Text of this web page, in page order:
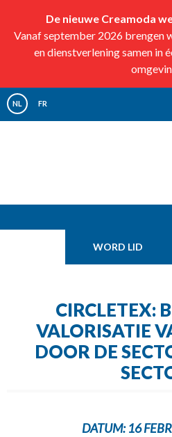
De nieuwe Creamoda
Vanaf september 2026 brengen
en dienstverlening samen in
NL FR
WORD LID
CIRCLETEX:
VALORISATIE
DOOR DE
DATUM:16